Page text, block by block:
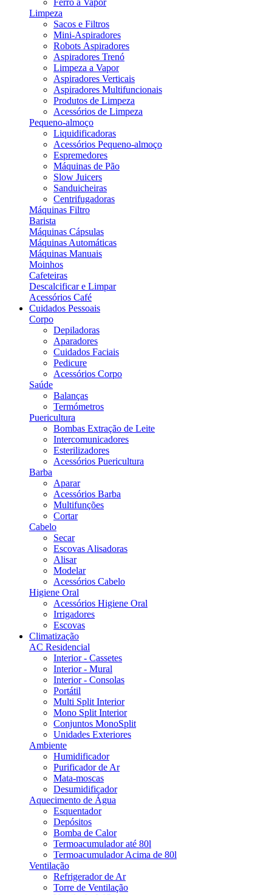
Ferro a Vapor
Limpeza
Sacos e Filtros
Mini-Aspiradores
Robots Aspiradores
Aspiradores Trenó
Limpeza a Vapor
Aspiradores Verticais
Aspiradores Multifuncionais
Produtos de Limpeza
Acessórios de Limpeza
Pequeno-almoço
Liquidificadoras
Acessórios Pequeno-almoço
Espremedores
Máquinas de Pão
Slow Juicers
Sanduicheiras
Centrifugadoras
Máquinas Filtro
Barista
Máquinas Cápsulas
Máquinas Automáticas
Máquinas Manuais
Moinhos
Cafeteiras
Descalcificar e Limpar
Acessórios Café
Cuidados Pessoais
Corpo
Depiladoras
Aparadores
Cuidados Faciais
Pedicure
Acessórios Corpo
Saúde
Balanças
Termómetros
Puericultura
Bombas Extração de Leite
Intercomunicadores
Esterilizadores
Acessórios Puericultura
Barba
Aparar
Acessórios Barba
Multifunções
Cortar
Cabelo
Secar
Escovas Alisadoras
Alisar
Modelar
Acessórios Cabelo
Higiene Oral
Acessórios Higiene Oral
Irrigadores
Escovas
Climatização
AC Residencial
Interior - Cassetes
Interior - Mural
Interior - Consolas
Portátil
Multi Split Interior
Mono Split Interior
Conjuntos MonoSplit
Unidades Exteriores
Ambiente
Humidificador
Purificador de Ar
Mata-moscas
Desumidificador
Aquecimento de Água
Esquentador
Depósitos
Bomba de Calor
Termoacumulador até 80l
Termoacumulador Acima de 80l
Ventilação
Refrigerador de Ar
Torre de Ventilação